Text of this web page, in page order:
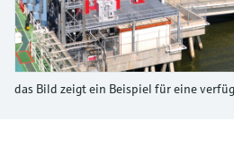
Device Viewer
Produktspezifische Informationen und
Dokumente finden
Füllstandsmessung
Füllstandsmessung Druck
Analysatoren für Härte, Eisen,
Aluminium & Chromat
Prozessphotometer
das Bild zeigt ein Beispiel für eine